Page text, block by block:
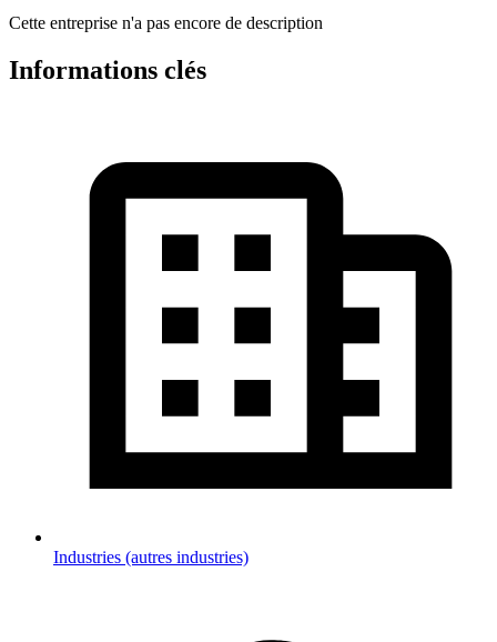
Cette entreprise n'a pas encore de description
Informations clés
Industries (autres industries)